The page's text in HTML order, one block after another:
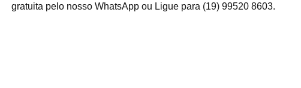
gratuita pelo nosso WhatsApp ou Ligue para (19) 99520 8603.